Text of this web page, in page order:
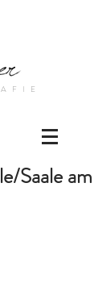
Saale am